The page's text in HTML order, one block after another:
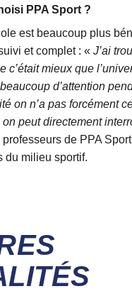
PPA Sport ?
est beaucoup plus
et complet : « J’ai
c’était mieux que
d’attention
on n’a pas forcément
peut directement
professeurs de PPA
du milieu sportif.